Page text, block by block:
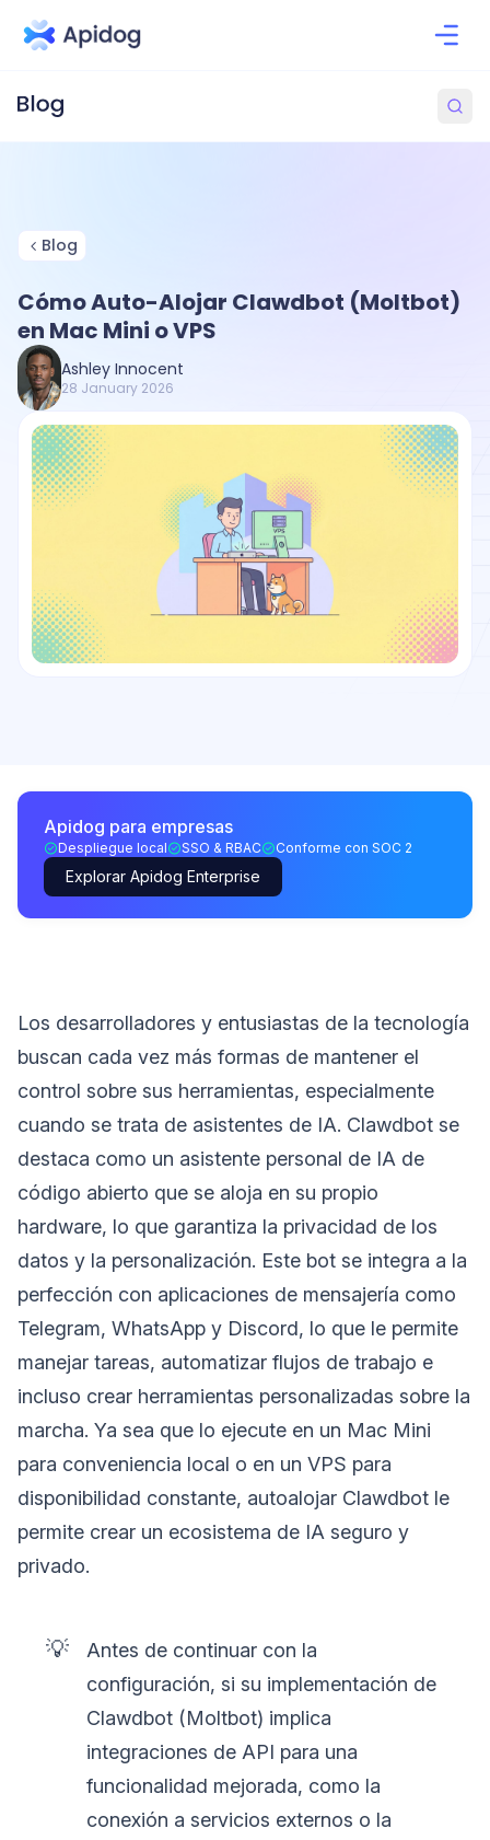
Blog
Cómo Auto-Alojar Clawdbot (Moltbot)
en Mac Mini o VPS
Ashley Innocent
28 January 2026
Apidog para empresas
Despliegue local SSO & RBAC Conforme con SOC 2
Explorar Apidog Enterprise
Los desarrolladores y entusiastas de la tecnología
buscan cada vez más formas de mantener el
control sobre sus herramientas, especialmente
cuando se trata de asistentes de IA. Clawdbot se
destaca como un asistente personal de IA de
código abierto que se aloja en su propio
hardware, lo que garantiza la privacidad de los
datos y la personalización. Este bot se integra a la
perfección con aplicaciones de mensajería como
Telegram, WhatsApp y Discord, lo que le permite
manejar tareas, automatizar flujos de trabajo e
incluso crear herramientas personalizadas sobre la
marcha. Ya sea que lo ejecute en un Mac Mini
para conveniencia local o en un VPS para
disponibilidad constante, autoalojar Clawdbot le
permite crear un ecosistema de IA seguro y
privado.
💡
Antes de continuar con la
configuración, si su implementación de
Clawdbot (Moltbot) implica
integraciones de API para una
funcionalidad mejorada, como la
conexión a servicios externos o la